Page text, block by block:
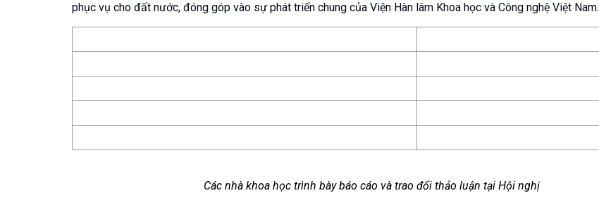
phục vụ cho đất nước, đóng góp vào sự phát triển chung của Viện Hàn lâm Khoa học và Công nghệ Việt Nam.
Các nhà khoa học trình bày báo cáo và trao đổi thảo luận tại Hội nghị